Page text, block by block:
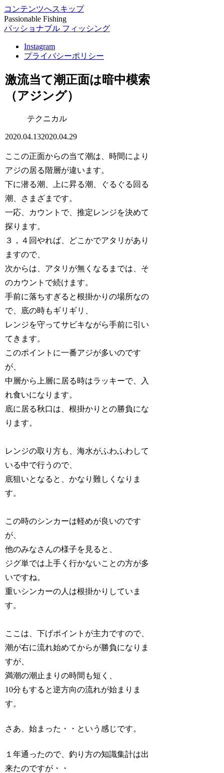
コンテンツへスキップ
Passionable Fishing
パッショナブル フィッシング
Instagram
プライバシーポリシー
激流当て潮正面は暗中模索
（アジング）
テクニカル
2020.04.132020.04.29
ここの正面からの当て潮は、時間により
アジの居る階層が違います。
下に潜る潮、上に昇る潮、ぐるぐる回る
潮、さまざまです。
一応、カウントで、推定レンジを決めて
探ります。
３，４回やれば、どこかでアタリがあり
ますので、
次からは、アタリが無くなるまでは、そ
のカウントで続けます。
手前に落ちすぎると根掛かりの場所なの
で、底の時もギリギリ、
レンジを守ってサビキながら手前に引い
てきます。
このポイントに一番アジが多いのです
が、
中層から上層に居る時はラッキーで、入
れ食いになります。
底に居る秋口は、根掛かりとの勝負にな
ります。
レンジの取り方も、海水がふわふわして
いる中で行うので、
底狙いとなると、かなり難しくなりま
す。
この時のシンカーは軽めが良いのです
が、
他のみなさんの様子を見ると、
ジグ単では上手く行かないことの方が多
いですね。
重いシンカーの人は根掛かりしていま
す。
ここは、下げポイントが主力ですので、
潮が右に流れ始めてからが勝負になりま
すが、
満潮の潮止まりの時間も短く、
10分もすると逆方向の流れが始まりま
す。
さあ、始まった・・という感じです。
１年通ったので、釣り方の知識集計は出
来たのですが・・